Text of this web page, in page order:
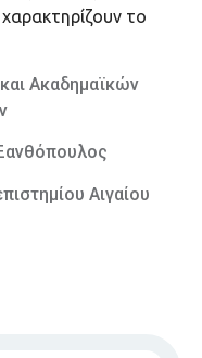
το
Ακαδημαϊκών
Αιγαίου